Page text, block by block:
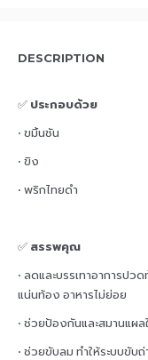
DESCRIPTION
✅ ประกอบด้วย
• ขมิ้นชัน
• ขิง
• พริกไทยดำ
✅ สรรพคุณ
• ลดและบรรเทาอาการป
แน่นท้อง อาหารไม่ย่อย
• ช่วยป้องกันและสมานแผล
• ช่วยขับลม ทำให้ระบบขับ